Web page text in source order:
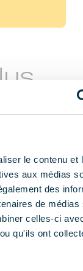
le contenu et
aux médias
des
de médias
celles-ci
qu'ils ont